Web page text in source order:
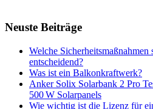
Neuste Beiträge
Welche
entscheidend?
Was ist ein Balkonkraftwerk?
Anker Solix Solarbank 2 Pro
500 W Solarpanels
Wie wichtig ist die Lizenz für